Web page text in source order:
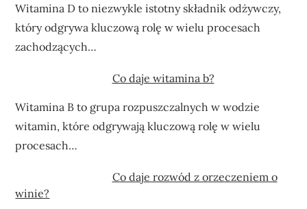
Witamina D to niezwykle istotny składnik odżywczy,
który odgrywa kluczową rolę w wielu procesach
zachodzących…
Co daje witamina b?
Witamina B to grupa rozpuszczalnych w wodzie
witamin, które odgrywają kluczową rolę w wielu
procesach…
Co daje rozwód z orzeczeniem o
winie?